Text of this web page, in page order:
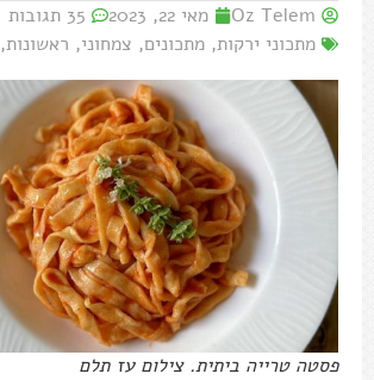
Oz Telem מאי 22, 2023
35 תגובות
מתכוני ירקות, מתכונים, צמחוני, ראשונות,
פסטה טרייה ביתית. צילום עז תלם